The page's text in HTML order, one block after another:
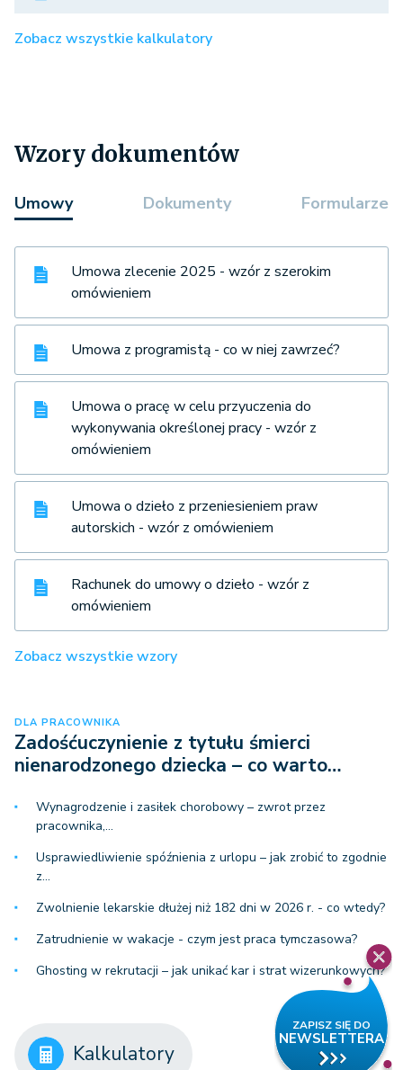
Zobacz wszystkie kalkulatory
Wzory dokumentów
Umowy Dokumenty Formularze
Umowa zlecenie 2025 - wzór z szerokim
omówieniem
Umowa z programistą - co w niej zawrzeć?
Umowa o pracę w celu przyuczenia do
wykonywania określonej pracy - wzór z
omówieniem
Umowa o dzieło z przeniesieniem praw
autorskich - wzór z omówieniem
Rachunek do umowy o dzieło - wzór z
omówieniem
Zobacz wszystkie wzory
DLA PRACOWNIKA
Zadośćuczynienie z tytułu śmierci
nienarodzonego dziecka – co warto…
Wynagrodzenie i zasiłek chorobowy – zwrot przez
pracownika,…
Usprawiedliwienie spóźnienia z urlopu – jak zrobić to zgodnie
z…
Zwolnienie lekarskie dłużej niż 182 dni w 2026 r. - co wtedy?
Zatrudnienie w wakacje - czym jest praca tymczasowa?
Ghosting w rekrutacji – jak unikać kar i strat wizerunkowych?
Kalkulatory